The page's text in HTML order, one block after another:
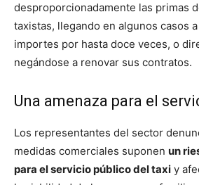
desproporcionadamente las primas
taxistas, llegando en algunos casos
importes por hasta doce veces, o
negándose a renovar sus contratos.
Una amenaza para el
Los representantes del sector
medidas comerciales suponen un
para el servicio público del taxi y